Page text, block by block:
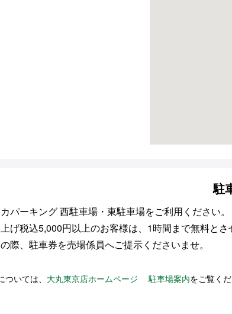
駐
パーキング 西駐車場・東駐車場をご利用ください。
げ税込5,000円以上のお客様は、 1時間まで無料とさ
際、駐車券を売場係員へご提示くださいませ。
ついては、 大丸東京店ホームページ 駐車場案内をご覧くだ